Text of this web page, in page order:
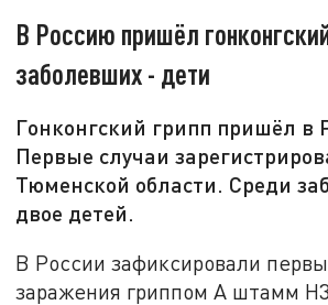
В Россию пришёл
заболевших - дети
Гонконгский грипп пришёл в
Первые случаи
Тюменской области. Среди
двое детей.
В России зафиксировали
заражения гриппом А штамм